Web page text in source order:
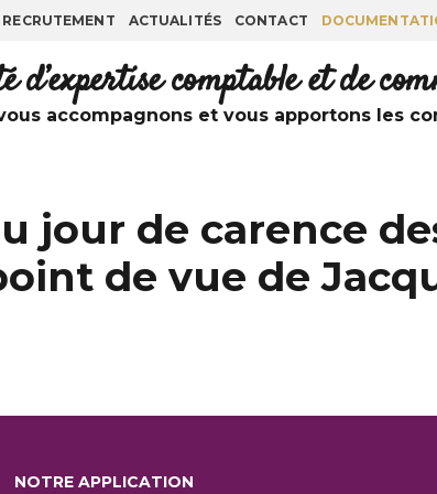
RECRUTEMENT ACTUALITÉS CONTACT
d’expertise comptable et de
accompagnons et vous apportons les
jour de carence
de vue de
NOTRE APPLICATION